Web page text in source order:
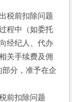
税前扣除问题
程中（如委托
经纪人、代办
关手续费及佣
分，准予在企
前扣除问题